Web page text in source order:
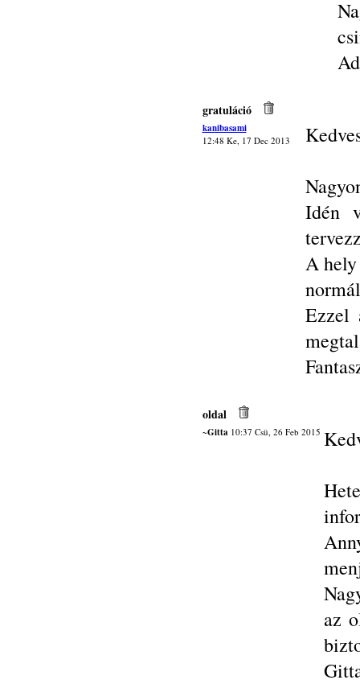
gratuláció
kanibasami
12:48 Ke, 17 Dec 2013
Idén
A hely
Ezzel
oldal
~Gitta10:37 Csü, 26 Feb 2015
az